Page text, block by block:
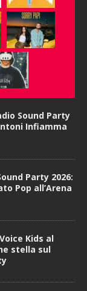
Sound Party
Infiamma
Party 2026:
Pop all’Arena
Kids al
stella sul